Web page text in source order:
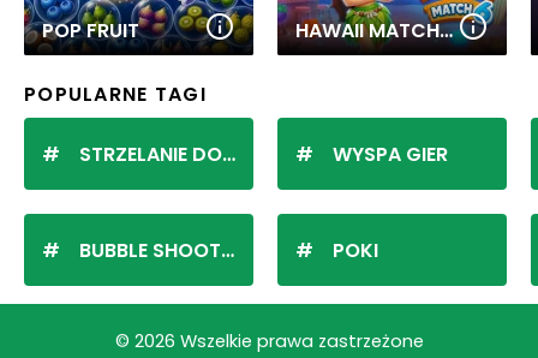
POP FRUIT HAWAII MATCH 6
POPULARNE TAGI
STRZELANIE DO KULEK
BUBBLE SHOOTER
WYSPA GIER
POKI
© 2026 Wszelkie prawa zastrzeżone